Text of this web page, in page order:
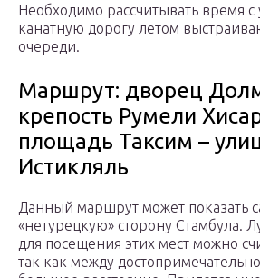
Необходимо рассчитывать время с
канатную дорогу летом
очереди.
Маршрут: дворец
крепость Румели
площадь Таксим –
Истикляль
Данный маршрут может показать
«нетурецкую» сторону Стамбула.
для посещения этих мест можно
так как между